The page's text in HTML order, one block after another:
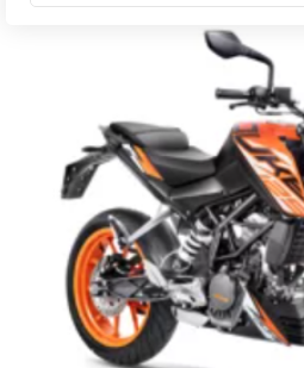
কিওয়ে (KeeWay)
পেগাসাস (Pagasus)
এইচ পাওয়ার (H. Power)
আকিজ (Akij)